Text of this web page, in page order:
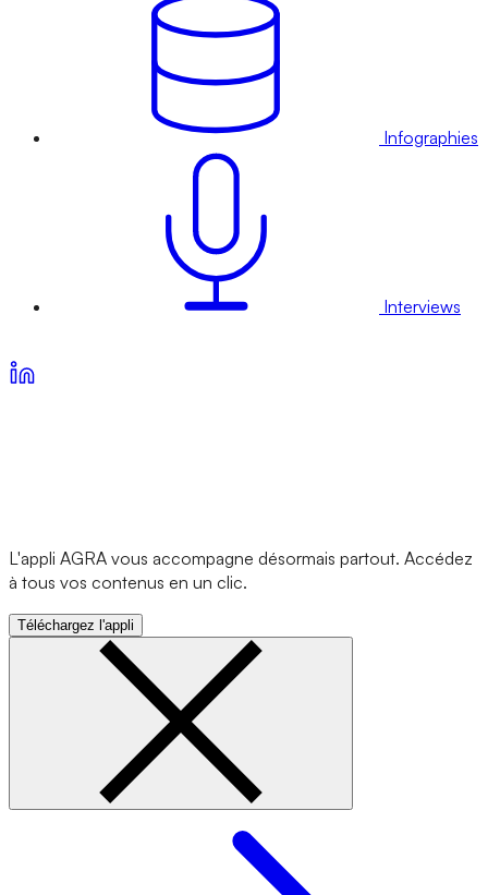
Infographies
Interviews
L'appli AGRA vous accompagne désormais partout. Accédez
à tous vos contenus en un clic.
Téléchargez l'appli